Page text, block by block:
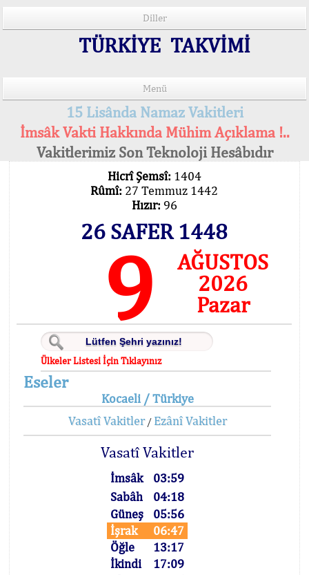
Diller
TÜRKİYE TAKVİMİ
Menü
15 Lisânda Namaz Vakitleri
İmsâk Vakti Hakkında Mühim Açıklama !..
Vakitlerimiz Son Teknoloji Hesâbıdır
Hicrî Şemsî: 1404
Rûmî: 27 Temmuz 1442
Hızır: 96
26 SAFER 1448
9
AĞUSTOS
2026
Pazar
Ülkeler Listesi İçin Tıklayınız
Eseler
Kocaeli / Türkiye
Vasatî Vakitler/ Ezânî Vakitler
Vasatî Vakitler
İmsâk
03:59
Sabâh
04:18
Güneş
05:56
İşrak
06:47
Öğle
13:17
İkindi
17:09